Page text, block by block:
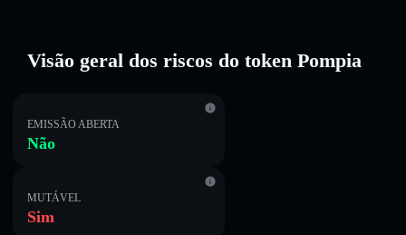
Visão geral dos riscos do token Pompia
EMISSÃO ABERTA
Não
MUTÁVEL
Sim